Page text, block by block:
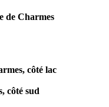
de Charmes
côté lac
côté sud